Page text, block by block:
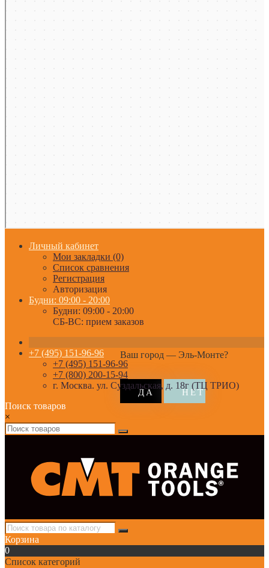
Личный кабинет
Мои закладки (0)
Список сравнения
Регистрация
Авторизация
Будни: 09:00 - 20:00
Будни: 09:00 - 20:00
СБ-ВС: прием заказов
Ваш город — Эль-Монте?
+7 (495) 151-96-96
+7 (495) 151-96-96
+7 (800) 200-15-94
г. Москва. ул. Суздальская, д. 18г (ТЦ ТРИО)
Поиск товаров
×
Корзина
0
Список категорий